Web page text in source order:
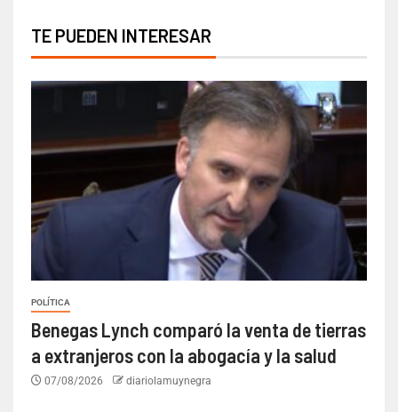
TE PUEDEN INTERESAR
POLÍTICA
Benegas Lynch comparó la venta de tierras
a extranjeros con la abogacía y la salud
07/08/2026 diariolamuynegra